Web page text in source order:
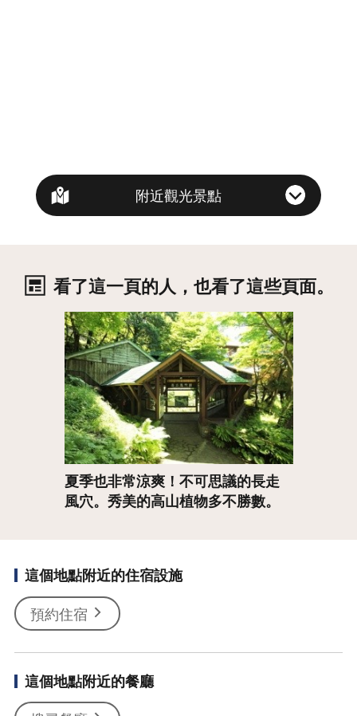
附近觀光景點
看了這一頁的人，也看了這些頁面。
夏季也非常涼爽！不可思議的長走
風穴。秀美的高山植物多不勝數。
詳情
這個地點附近的住宿設施
預約住宿
這個地點附近的餐廳